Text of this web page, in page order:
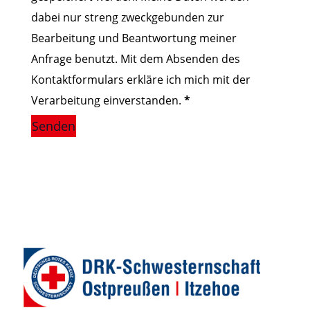
dabei nur streng zweckgebunden zur
Bearbeitung und Beantwortung meiner
Anfrage benutzt. Mit dem Absenden des
Kontaktformulars erkläre ich mich mit der
Verarbeitung einverstanden. *
Senden